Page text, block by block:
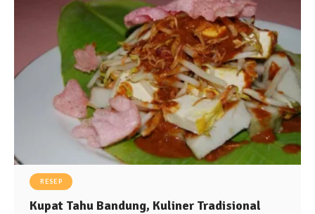
RESEP
Kupat Tahu Bandung, Kuliner Tradisional